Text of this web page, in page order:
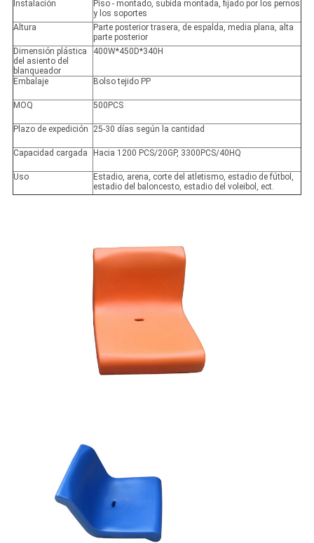
Instalación
Piso - montado, subida montada, fijado por los pernos
y los soportes
Altura
Parte posterior trasera, de espalda, media plana, alta
parte posterior
Dimensión plástica
del asiento del
blanqueador
400W*450D*340H
Embalaje Bolso tejido PP
MOQ 500PCS
Plazo de expedición 25-30 días según la cantidad
Capacidad cargada Hacia 1200 PCS/20GP, 3300PCS/40HQ
Uso
Estadio, arena, corte del atletismo, estadio de fútbol,
estadio del baloncesto, estadio del voleibol, ect.